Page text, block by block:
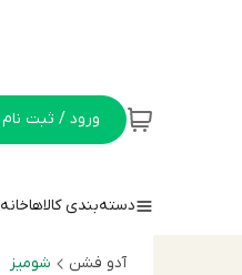
ورود / ثبت نام
دسته‌بندی کالاهاخانه
آدو فشن شوميز